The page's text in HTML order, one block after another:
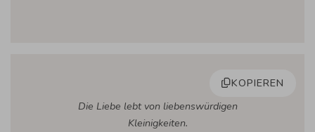
KOPIEREN
Die Liebe lebt von liebenswürdigen
Kleinigkeiten.